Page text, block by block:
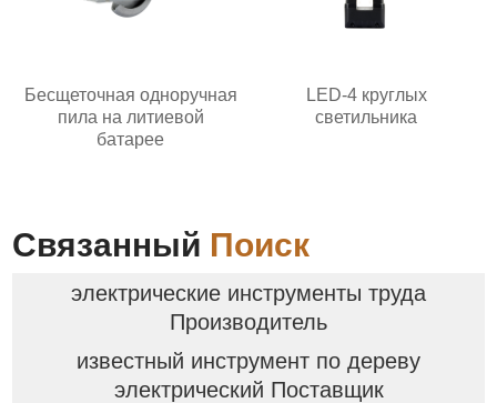
Бесщеточная одноручная
пила на литиевой
батарее
LED-4 круглых
светильника
Связанный Поиск
электрические инструменты труда
Производитель
известный инструмент по дереву
электрический Поставщик